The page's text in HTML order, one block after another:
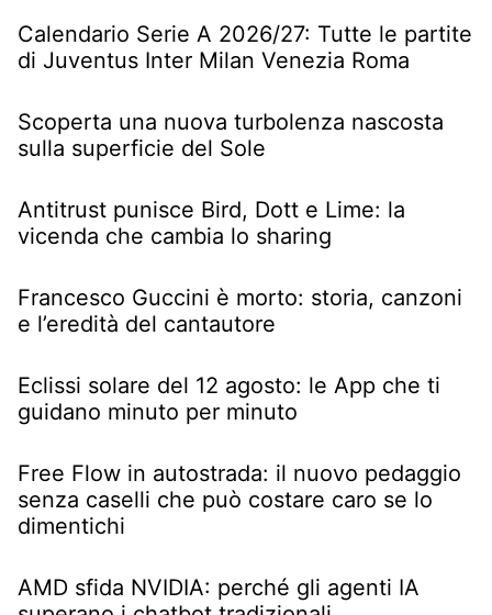
Calendario Serie A 2026/27: Tutte le partite
di Juventus Inter Milan Venezia Roma
Scoperta una nuova turbolenza nascosta
sulla superficie del Sole
Antitrust punisce Bird, Dott e Lime: la
vicenda che cambia lo sharing
Francesco Guccini è morto: storia, canzoni
e l’eredità del cantautore
Eclissi solare del 12 agosto: le App che ti
guidano minuto per minuto
Free Flow in autostrada: il nuovo pedaggio
senza caselli che può costare caro se lo
dimentichi
AMD sfida NVIDIA: perché gli agenti IA